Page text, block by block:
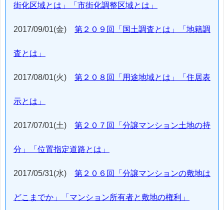
街化区域とは」「市街化調整区域とは」
2017/09/01(金) 第２０９回「国土調査とは」「地籍調
査とは」
2017/08/01(火) 第２０８回「用途地域とは」「住居表
示とは」
2017/07/01(土) 第２０７回「分譲マンション土地の持
分」「位置指定道路とは」
2017/05/31(水) 第２０６回「分譲マンションの敷地は
どこまでか」「マンション所有者と敷地の権利」